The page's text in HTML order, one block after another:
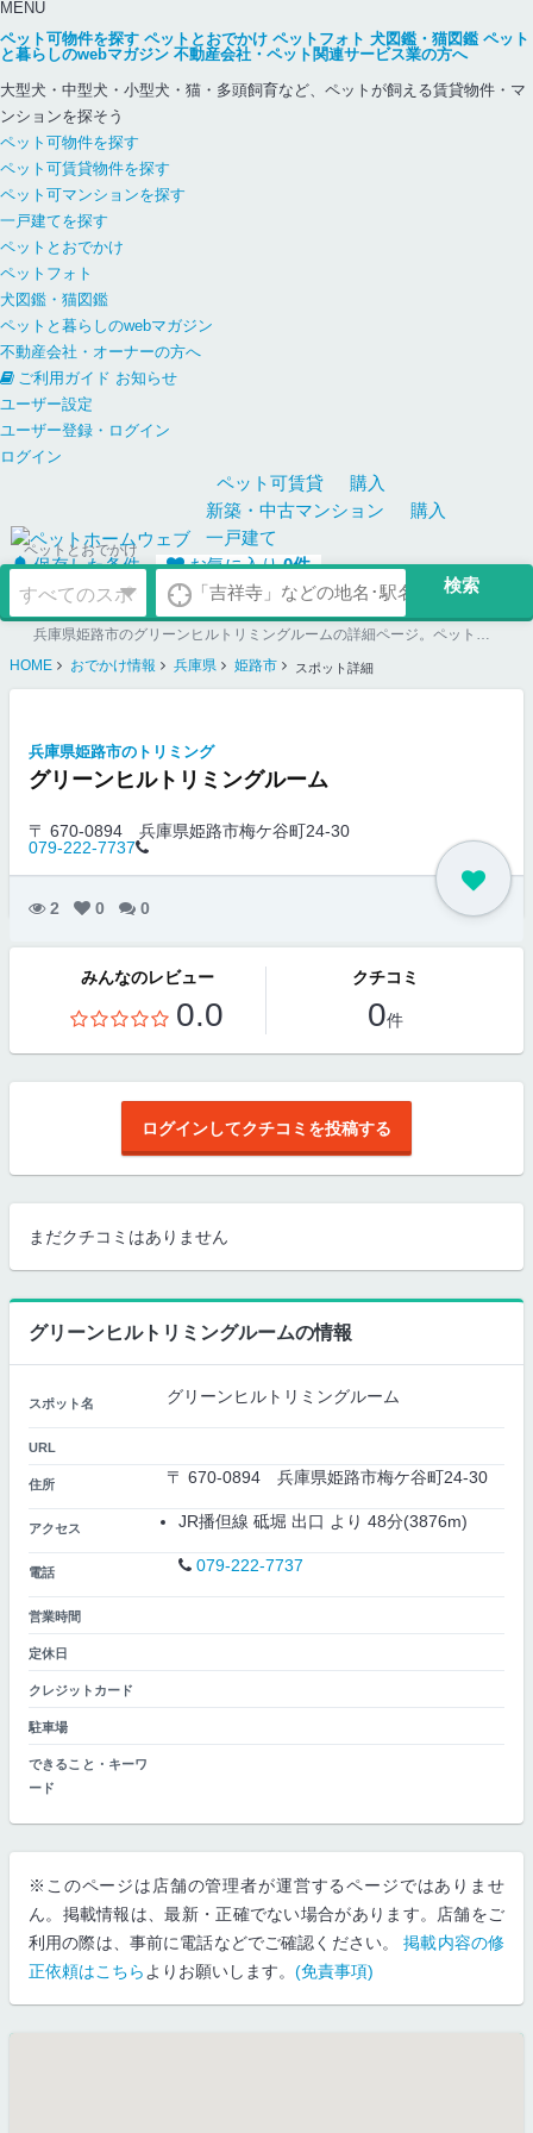
MENU
ペット可物件を探す ペットとおでかけ ペットフォト 犬図鑑・猫図鑑 ペット
と暮らしのwebマガジン 不動産会社・ペット関連サービス業の方へ
大型犬・中型犬・小型犬・猫・多頭飼育など、ペットが飼える賃貸物件・マ
ンションを探そう
ペット可物件を探す
ペット可賃貸物件を探す
ペット可マンションを探す
一戸建てを探す
ペットとおでかけ
ペットフォト
犬図鑑・猫図鑑
ペットと暮らしのwebマガジン
不動産会社・オーナーの方へ
ご利用ガイド お知らせ
ユーザー設定
ユーザー登録・ログイン
ログイン
ペット可賃貸
購入
新築・中古マンション
購入
一戸建て
保存した条件
お気に入り0件
ペットとおでかけ
兵庫県姫路市のグリーンヒルトリミングルームの詳細ページ。ペット同伴可のお店探しならペットホームウェブ。ペット可賃貸のお部屋探し、ペット可マンション購入のご検討時にもご利用ください。
HOME
おでかけ情報 兵庫県 姫路市 スポット詳細
兵庫県姫路市のトリミング
グリーンヒルトリミングルーム
〒 670-0894
兵庫県姫路市梅ケ谷町24-30
079-222-7737
2 0 0
みんなのレビュー
0.0
クチコミ
0件
ログインしてクチコミを投稿する
まだクチコミはありません
グリーンヒルトリミングルームの情報
スポット名 グリーンヒルトリミングルーム
URL
住所 〒 670-0894 兵庫県姫路市梅ケ谷町24-30
アクセス JR播但線 砥堀 出口 より 48分(3876m)
電話 079-222-7737
営業時間
定休日
クレジットカード
駐車場
できること・キーワ
ード
※このページは店舗の管理者が運営するページではありませ
ん。掲載情報は、最新・正確でない場合があります。店舗をご
利用の際は、事前に電話などでご確認ください。掲載内容の修
正依頼はこちら よりお願いします。 (免責事項)